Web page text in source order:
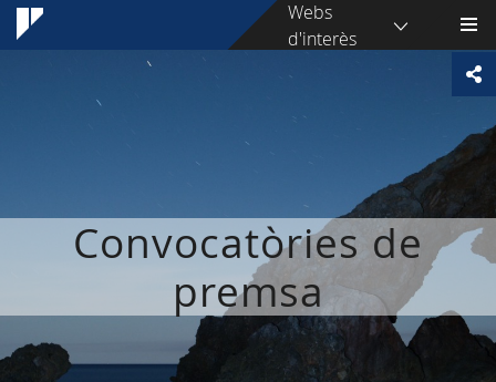
Webs
d'interès
Convocatòries de
premsa